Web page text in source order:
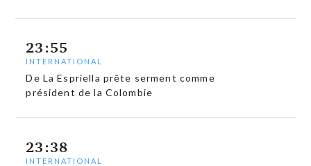
23:55
INTERNATIONAL
De La Espriella prête serment comme
président de la Colombie
23:38
INTERNATIONAL